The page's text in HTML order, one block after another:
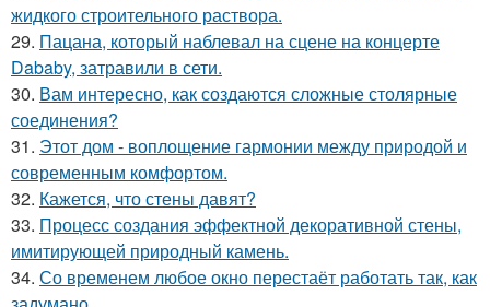
жидкого строительного раствора.
29. Пацана, который наблевал на сцене на концерте
Dababy, затравили в сети.
30. Вам интересно, как создаются сложные столярные
соединения?
31. Этот дом - воплощение гармонии между природой и
современным комфортом.
32. Кажется, что стены давят?
33. Процесс создания эффектной декоративной стены,
имитирующей природный камень.
34. Со временем любое окно перестаёт работать так, как